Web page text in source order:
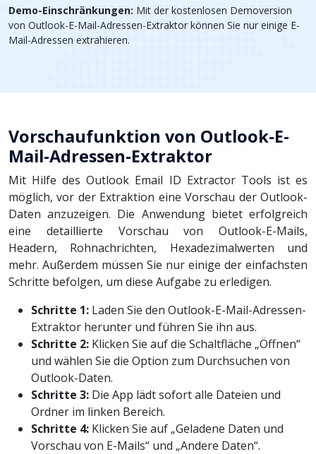
Demo-Einschränkungen: Mit der kostenlosen Demoversion
von Outlook-E-Mail-Adressen-Extraktor können Sie nur einige E-
Mail-Adressen extrahieren.
Vorschaufunktion von Outlook-E-
Mail-Adressen-Extraktor
Mit Hilfe des Outlook Email ID Extractor Tools ist es
möglich, vor der Extraktion eine Vorschau der Outlook-
Daten anzuzeigen. Die Anwendung bietet erfolgreich
eine detaillierte Vorschau von Outlook-E-Mails,
Headern, Rohnachrichten, Hexadezimalwerten und
mehr. Außerdem müssen Sie nur einige der einfachsten
Schritte befolgen, um diese Aufgabe zu erledigen.
Schritte 1: Laden Sie den Outlook-E-Mail-Adressen-
Extraktor herunter und führen Sie ihn aus.
Schritte 2: Klicken Sie auf die Schaltfläche „Öffnen“
und wählen Sie die Option zum Durchsuchen von
Outlook-Daten.
Schritte 3: Die App lädt sofort alle Dateien und
Ordner im linken Bereich.
Schritte 4: Klicken Sie auf „Geladene Daten und
Vorschau von E-Mails“ und „Andere Daten“.